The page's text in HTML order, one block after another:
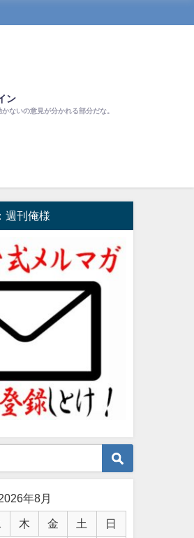
ン
ないの意見が分かれる部分だな。
週刊俺様
年8月
木 金 土 日